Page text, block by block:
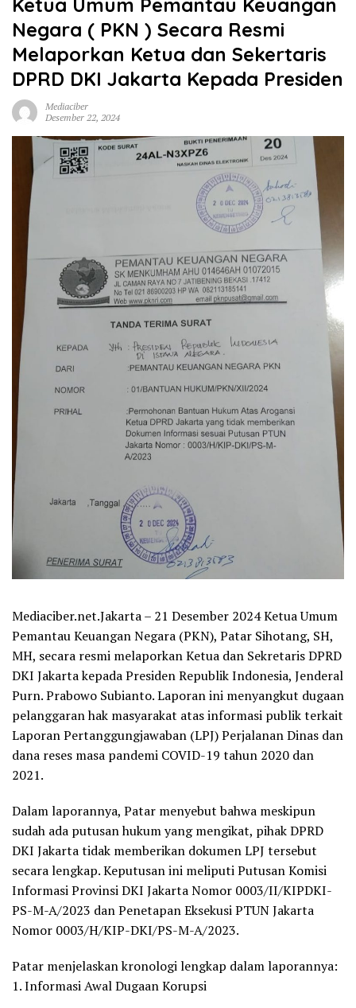
Ketua Umum Pemantau Keuangan
Negara ( PKN ) Secara Resmi
Melaporkan Ketua dan Sekertaris
DPRD DKI Jakarta Kepada Presiden
Mediaciber
Desember 22, 2024
Mediaciber.net.Jakarta – 21 Desember 2024 Ketua Umum
Pemantau Keuangan Negara (PKN), Patar Sihotang, SH,
MH, secara resmi melaporkan Ketua dan Sekretaris DPRD
DKI Jakarta kepada Presiden Republik Indonesia, Jenderal
Purn. Prabowo Subianto. Laporan ini menyangkut dugaan
pelanggaran hak masyarakat atas informasi publik terkait
Laporan Pertanggungjawaban (LPJ) Perjalanan Dinas dan
dana reses masa pandemi COVID-19 tahun 2020 dan
2021.
Dalam laporannya, Patar menyebut bahwa meskipun
sudah ada putusan hukum yang mengikat, pihak DPRD
DKI Jakarta tidak memberikan dokumen LPJ tersebut
secara lengkap. Keputusan ini meliputi Putusan Komisi
Informasi Provinsi DKI Jakarta Nomor 0003/II/KIPDKI-
PS-M-A/2023 dan Penetapan Eksekusi PTUN Jakarta
Nomor 0003/H/KIP-DKI/PS-M-A/2023.
Patar menjelaskan kronologi lengkap dalam laporannya:
1. Informasi Awal Dugaan Korupsi